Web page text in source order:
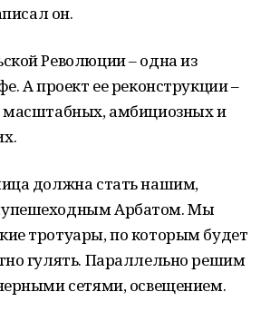
он.
Революции – одна из
А проект ее реконструкции –
масштабных, амбициозных и
должна стать нашим,
Арбатом. Мы
тротуары, по которым будет
гулять. Параллельно решим
сетями, освещением.